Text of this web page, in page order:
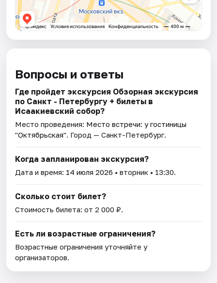
Вопросы и ответы
Где пройдет экскурсия Обзорная экскурсия
по Санкт - Петербургу + билеты в
Исаакиевский собор?
Место проведения: Место встречи: у гостиницы
"Октябрьская". Город — Санкт-Петербург.
Когда запланирован экскурсия?
Дата и время: 14 июля 2026 • вторник • 13:30.
Сколько стоит билет?
Стоимость билета: от 2 000 ₽.
Есть ли возрастные ограничения?
Возрастные ограничения уточняйте у
организаторов.